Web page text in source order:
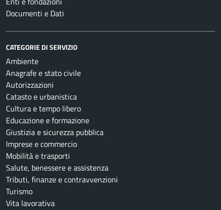
Documenti e Dati
CATEGORIE DI SERVIZIO
Ambiente
Anagrafe e stato civile
Autorizzazioni
Catasto e urbanistica
Cultura e tempo libero
Educazione e formazione
Giustizia e sicurezza pubblica
Imprese e commercio
Mobilità e trasporti
Salute, benessere e assistenza
Tributi, finanze e contravvenzioni
Turismo
Vita lavorativa